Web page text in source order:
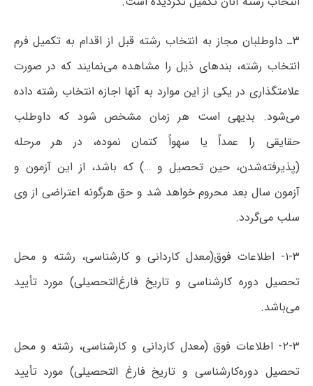
۳ـ داوطلبان مجاز به انتخاب رشته قبل از اقدام به تکمیل فرم
انتخاب رشته، بندهای ذیل را مشاهده می‌نمایند که در صورت
علامتگذاری در یکی از این موارد به آنها اجازه انتخاب رشته داده
می‌شود. بدیهی است هر زمان‌ مشخص‌ شود که‌ داوطلب‌
حقایقی را عمداً یا سهواً کتمان‌ نموده‌، در هر مرحله
‌(پذیرفته‌شدن‌، حین‌ تحصیل‌ ‌و …) که باشد، از این آزمون‌ و
آزمون‌ سال‌ بعد محروم‌ خواهد شد و حق هرگونه اعتراضی از وی
سلب می‌گردد.
۱-۳- اطلاعات فوق(معدل کاردانی و کارشناسی، رشته و محل
تحصیل دوره کارشناسی و تاریخ فارغ‌التحصیلی) مورد تأیید
می‌باشد.
۲-۳- اطلاعات فوق (معدل کاردانی و کارشناسی، رشته و محل
تحصیل دوره‌کارشناسی و تاریخ فارغ التحصیلی) مورد تأیید